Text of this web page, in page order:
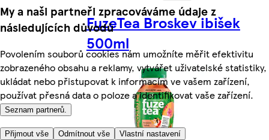
My a naši partneři zpracováváme údaje z
následujících důvodů
Povolením souborů cookies nám umožníte měřit efektivitu
zobrazeného obsahu a reklamy, vytvářet uživatelské statistiky,
ukládat nebo přistupovat k informacím ve vašem zařízení,
používat přesná data o poloze a identifikovat vaše zařízení.
Seznam partnerů.
Přijmout vše Odmítnout vše Vlastní nastavení
FuzeTea Broskev ibišek
500ml